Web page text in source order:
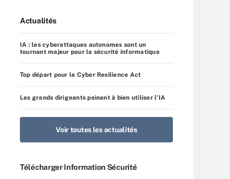
Actualités
IA : les cyberattaques autonomes sont un
tournant majeur pour la sécurité informatique
Top départ pour le Cyber Resilience Act
Les grands dirigeants peinent à bien utiliser l’IA
Voir toutes les actualités
Télécharger Information Sécurité